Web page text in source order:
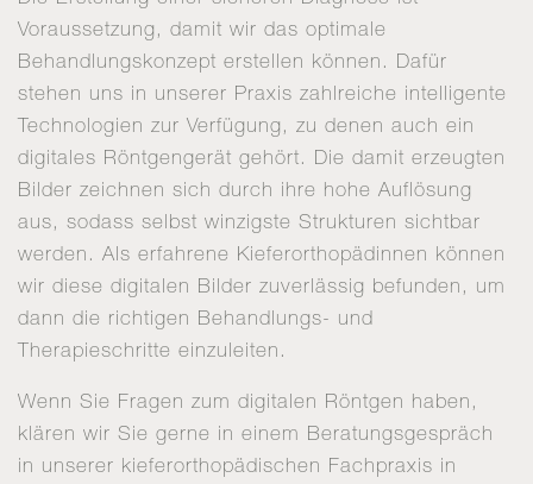
Voraussetzung, damit wir das optimale
Behandlungskonzept erstellen können. Dafür
stehen uns in unserer Praxis zahlreiche intelligente
Technologien zur Verfügung, zu denen auch ein
digitales Röntgengerät gehört. Die damit erzeugten
Bilder zeichnen sich durch ihre hohe Auflösung
aus, sodass selbst winzigste Strukturen sichtbar
werden. Als erfahrene Kieferorthopädinnen können
wir diese digitalen Bilder zuverlässig befunden, um
dann die richtigen Behandlungs- und
Therapieschritte einzuleiten.
Wenn Sie Fragen zum digitalen Röntgen haben,
klären wir Sie gerne in einem Beratungsgespräch
in unserer kieferorthopädischen Fachpraxis in